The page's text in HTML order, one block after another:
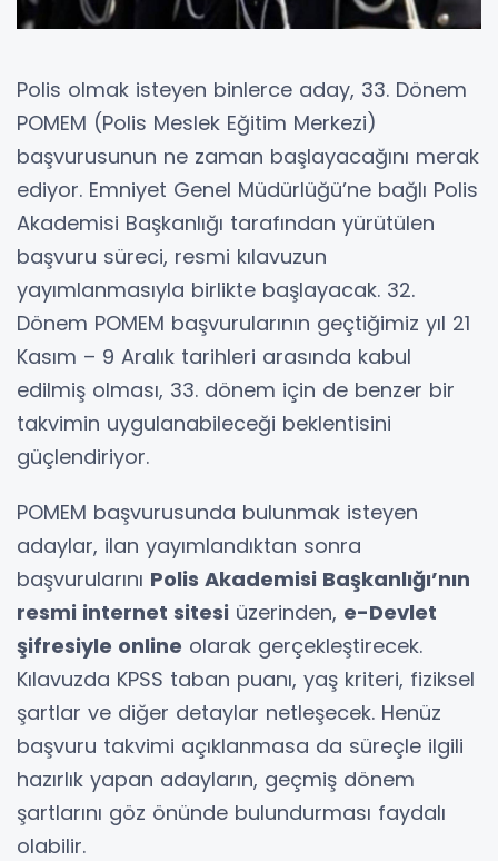
Polis olmak isteyen binlerce aday, 33. Dönem
POMEM (Polis Meslek Eğitim Merkezi)
başvurusunun ne zaman başlayacağını merak
ediyor. Emniyet Genel Müdürlüğü’ne bağlı Polis
Akademisi Başkanlığı tarafından yürütülen
başvuru süreci, resmi kılavuzun
yayımlanmasıyla birlikte başlayacak. 32.
Dönem POMEM başvurularının geçtiğimiz yıl 21
Kasım – 9 Aralık tarihleri arasında kabul
edilmiş olması, 33. dönem için de benzer bir
takvimin uygulanabileceği beklentisini
güçlendiriyor.
POMEM başvurusunda bulunmak isteyen
adaylar, ilan yayımlandıktan sonra
başvurularını Polis Akademisi Başkanlığı’nın
resmi internet sitesi üzerinden, e-Devlet
şifresiyle online olarak gerçekleştirecek.
Kılavuzda KPSS taban puanı, yaş kriteri, fiziksel
şartlar ve diğer detaylar netleşecek. Henüz
başvuru takvimi açıklanmasa da süreçle ilgili
hazırlık yapan adayların, geçmiş dönem
şartlarını göz önünde bulundurması faydalı
olabilir.